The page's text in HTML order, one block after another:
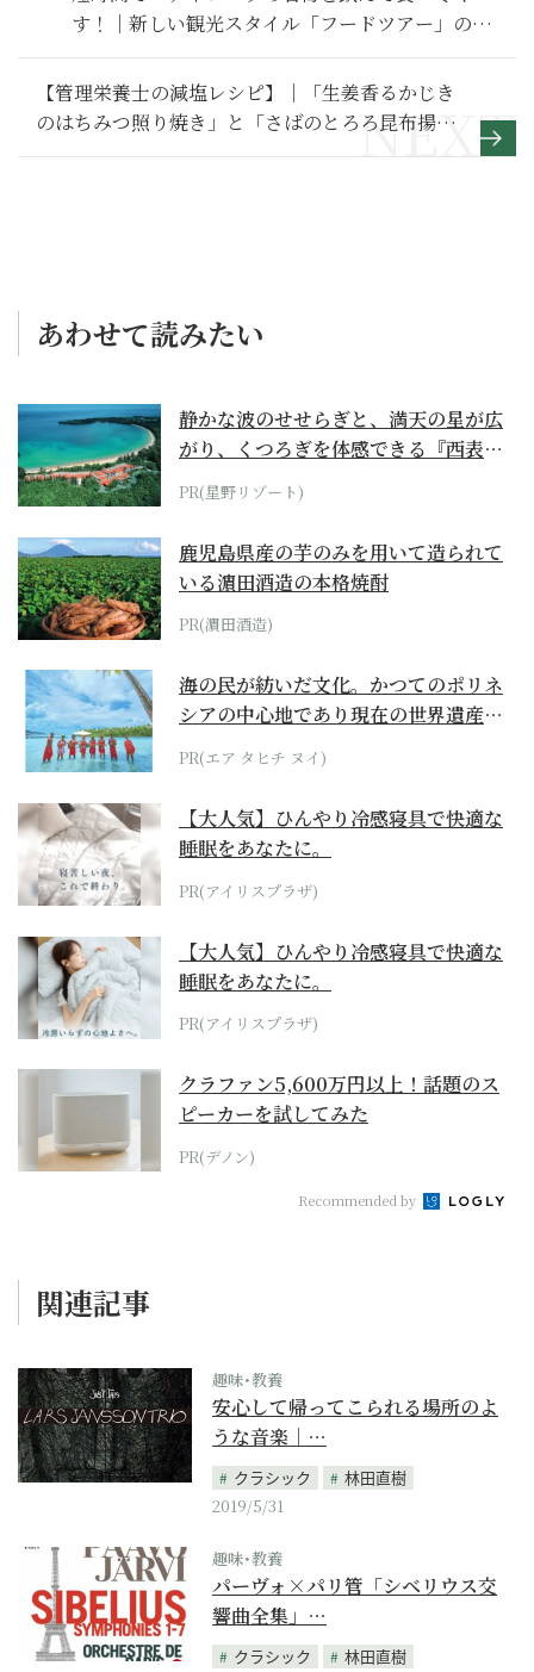
す！｜新しい観光スタイル「フードツアー」のス
スメ（スコットランド）
【管理栄養士の減塩レシピ】｜「生姜香るかじき
のはちみつ照り焼き」と「さばのとろろ昆布揚
げ」
あわせて読みたい
静かな波のせせらぎと、満天の星が広
がり、くつろぎを体感できる『西表島
ホテル by...
PR(星野リゾート)
鹿児島県産の芋のみを用いて造られて
いる濵田酒造の本格焼酎
PR(濵田酒造)
海の民が紡いだ文化。かつてのポリネ
シアの中心地であり現在の世界遺産か
らみえてくる...
PR(エア タヒチ ヌイ)
【大人気】ひんやり冷感寝具で快適な
睡眠をあなたに。
PR(アイリスプラザ)
【大人気】ひんやり冷感寝具で快適な
睡眠をあなたに。
PR(アイリスプラザ)
クラファン5,600万円以上！話題のス
ピーカーを試してみた
PR(デノン)
Recommended by
関連記事
趣味･教養
安心して帰ってこられる場所のよ
うな音楽｜…
クラシック
林田直樹
2019/5/31
趣味･教養
パーヴォ×パリ管「シベリウス交
響曲全集」…
クラシック
林田直樹